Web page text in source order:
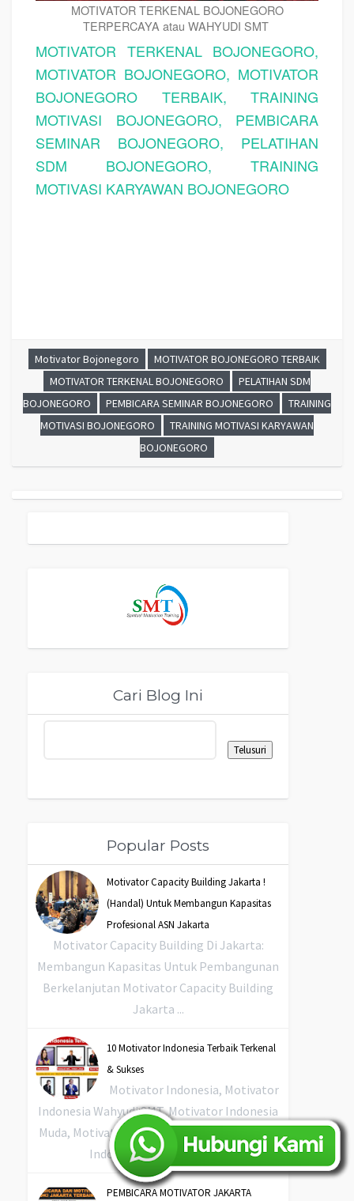
MOTIVATOR TERKENAL BOJONEGORO
TERPERCAYA atau WAHYUDI SMT
MOTIVATOR TERKENAL BOJONEGORO,
MOTIVATOR BOJONEGORO, MOTIVATOR
BOJONEGORO TERBAIK, TRAINING
MOTIVASI BOJONEGORO, PEMBICARA
SEMINAR BOJONEGORO, PELATIHAN
SDM BOJONEGORO, TRAINING
MOTIVASI KARYAWAN BOJONEGORO
Motivator Bojonegoro
MOTIVATOR BOJONEGORO TERBAIK
MOTIVATOR TERKENAL BOJONEGORO
PELATIHAN SDM
BOJONEGORO
PEMBICARA SEMINAR BOJONEGORO
TRAINING
MOTIVASI BOJONEGORO
TRAINING MOTIVASI KARYAWAN
BOJONEGORO
Cari Blog Ini
Popular Posts
Motivator Capacity Building Jakarta !
(Handal) Untuk Membangun Kapasitas
Profesional ASN Jakarta
Motivator Capacity Building Di Jakarta:
Membangun Kapasitas Untuk Pembangunan
Berkelanjutan Motivator Capacity Building
Jakarta ...
10 Motivator Indonesia Terbaik Terkenal
& Sukses
Motivator Indonesia, Motivator
Indonesia Wahyudi SMT, Motivator Indonesia
Muda, Motivator Indonesia Botak, Motivator
Indonesia Yang Terkenal...
PEMBICARA MOTIVATOR JAKARTA